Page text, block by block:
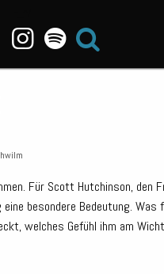
Für Scott Hutchinson, den
besondere Bedeutung. Was
welches Gefühl ihm am